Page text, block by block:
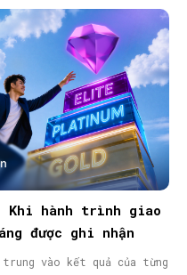
Khi hành trình giao
được ghi nhận
vào kết quả của từng